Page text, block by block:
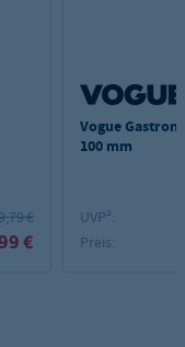
€
€
Vogue
100 mm
UVP²:
Preis: